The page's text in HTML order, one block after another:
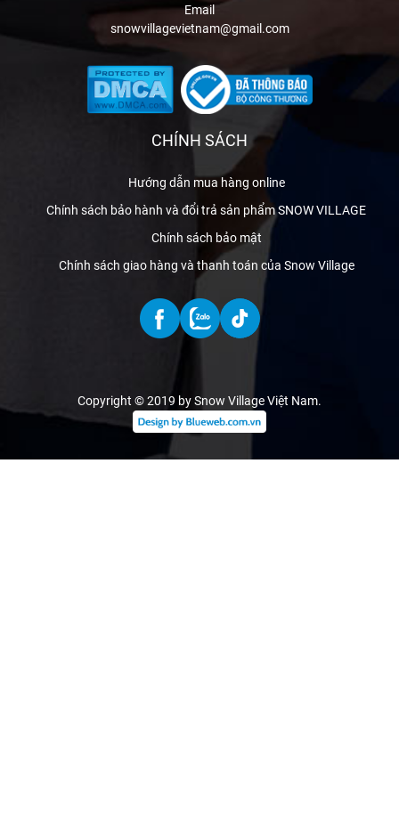
Email
snowvillagevietnam@gmail.com
CHÍNH SÁCH
Hướng dẫn mua hàng online
Chính sách bảo hành và đổi trả sản phẩm SNOW VILLAGE
Chính sách bảo mật
Chính sách giao hàng và thanh toán của Snow Village
Copyright © 2019 by Snow Village Việt Nam.